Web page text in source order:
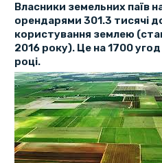
Власники земельних паїв
орендарями 301.3 тисячі
користування землею
2016 року). Це на 1700
році.